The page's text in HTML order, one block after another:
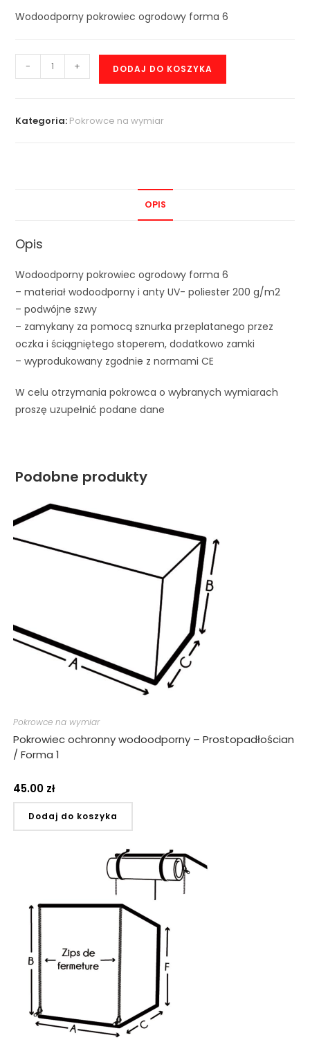
Wodoodporny pokrowiec ogrodowy forma 6
- + DODAJ DO KOSZYKA
Kategoria: Pokrowce na wymiar
OPIS
Opis
Wodoodporny pokrowiec ogrodowy forma 6
– materiał wodoodporny i anty UV- poliester 200 g/m2
– podwójne szwy
– zamykany za pomocą sznurka przeplatanego przez
oczka i ściągniętego stoperem, dodatkowo zamki
– wyprodukowany zgodnie z normami CE
W celu otrzymania pokrowca o wybranych wymiarach
proszę uzupełnić podane dane
Podobne produkty
Pokrowce na wymiar
Pokrowiec ochronny wodoodporny – Prostopadłościan
/ Forma 1
45.00 zł
Dodaj do koszyka